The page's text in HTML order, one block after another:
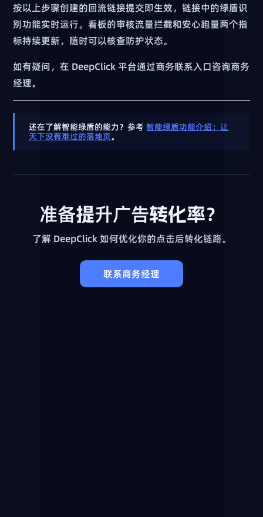
按以上步骤创建的回流链接提交即生效，链接中的绿盾识
别功能实时运行。看板的审核流量拦截和安心跑量两个指
标持续更新，随时可以核查防护状态。
如有疑问，在 DeepClick 平台通过商务联系入口咨询商务
经理。
还在了解智能绿盾的能力？参考智能绿盾功能介绍：让
天下没有难过的落地页。
准备提升广告转化率？
了解 DeepClick 如何优化你的点击后转化链路。
联系商务经理